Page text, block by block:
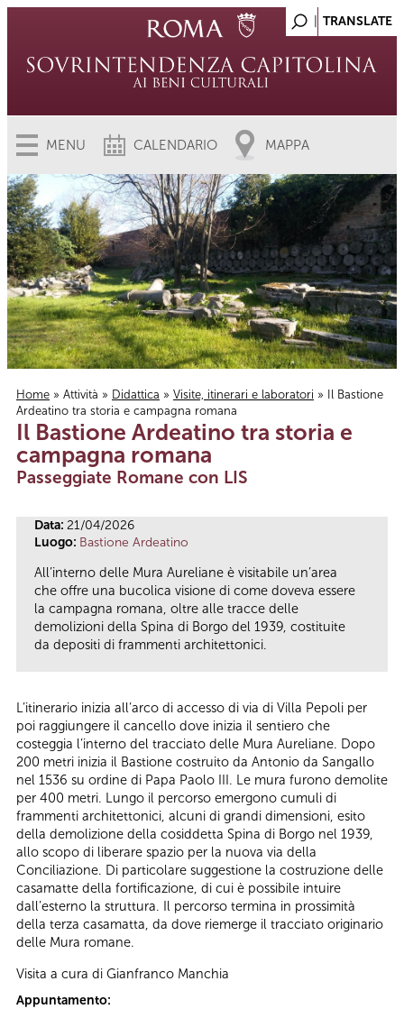
MENU CALENDARIO MAPPA
Tu sei qui
Home » Attività » Didattica » Visite, itinerari e laboratori » Il Bastione
Ardeatino tra storia e campagna romana
Il Bastione Ardeatino tra storia e
campagna romana
Passeggiate Romane con LIS
Data: 21/04/2026
Luogo: Bastione Ardeatino
All’interno delle Mura Aureliane è visitabile un’area
che offre una bucolica visione di come doveva essere
la campagna romana, oltre alle tracce delle
demolizioni della Spina di Borgo del 1939, costituite
da depositi di frammenti architettonici.
L’itinerario inizia all’arco di accesso di via di Villa Pepoli per
poi raggiungere il cancello dove inizia il sentiero che
costeggia l’interno del tracciato delle Mura Aureliane. Dopo
200 metri inizia il Bastione costruito da Antonio da Sangallo
nel 1536 su ordine di Papa Paolo III. Le mura furono demolite
per 400 metri. Lungo il percorso emergono cumuli di
frammenti architettonici, alcuni di grandi dimensioni, esito
della demolizione della cosiddetta Spina di Borgo nel 1939,
allo scopo di liberare spazio per la nuova via della
Conciliazione. Di particolare suggestione la costruzione delle
casamatte della fortificazione, di cui è possibile intuire
dall’esterno la struttura. Il percorso termina in prossimità
della terza casamatta, da dove riemerge il tracciato originario
delle Mura romane.
Visita a cura di Gianfranco Manchia
Appuntamento: